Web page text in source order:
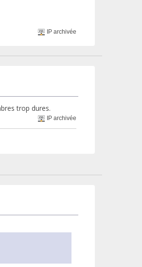
IP archivée
trop dures.
IP archivée